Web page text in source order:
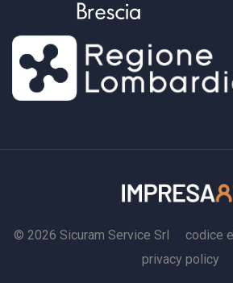
godere della serenità offerta da
competente ed esperto, il
esclusivamente di salute e
contenuto che, anche nelle PMI
rappresenta solamente una piccola
conferita a un membro della
delle competenze e dei
previsti dall'art. 32 del D.lgs. 81/
© 2026 Sicuram Service Srl codice
privacy policy